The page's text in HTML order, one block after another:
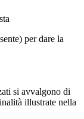
per dare la
si avvalgono di
illustrate nella